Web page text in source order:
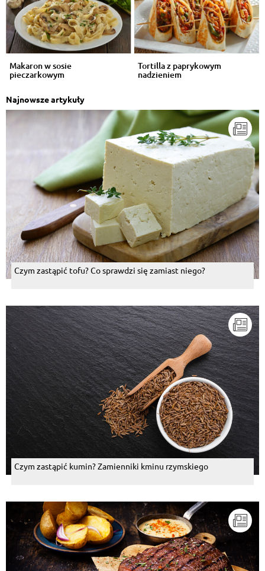
Makaron w sosie
pieczarkowym
Tortilla z paprykowym
nadzieniem
Najnowsze artykuły
Czym zastąpić tofu? Co sprawdzi się zamiast niego?
Czym zastąpić kumin? Zamienniki kminu rzymskiego